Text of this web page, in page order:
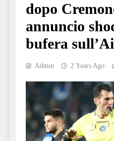
dopo
annuncio
bufera
Admin 2 Years Ago